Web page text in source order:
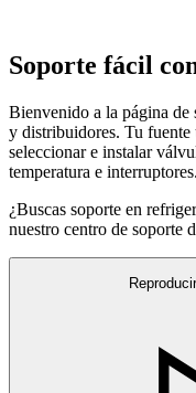
Soporte fácil
Bienvenido a la página de
y distribuidores. Tu fuente
seleccionar e instalar
temperatura e interruptores.
¿Buscas soporte en
nuestro centro de soporte